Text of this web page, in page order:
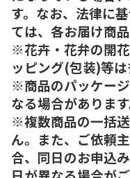
す。なお、法律に
ては、各お届け商
※花卉・花弁の開
ッピング(包装)等は
※商品のパッケー
なる場合があります
※複数商品の一括
ん。また、ご依頼
合、同日のお申込